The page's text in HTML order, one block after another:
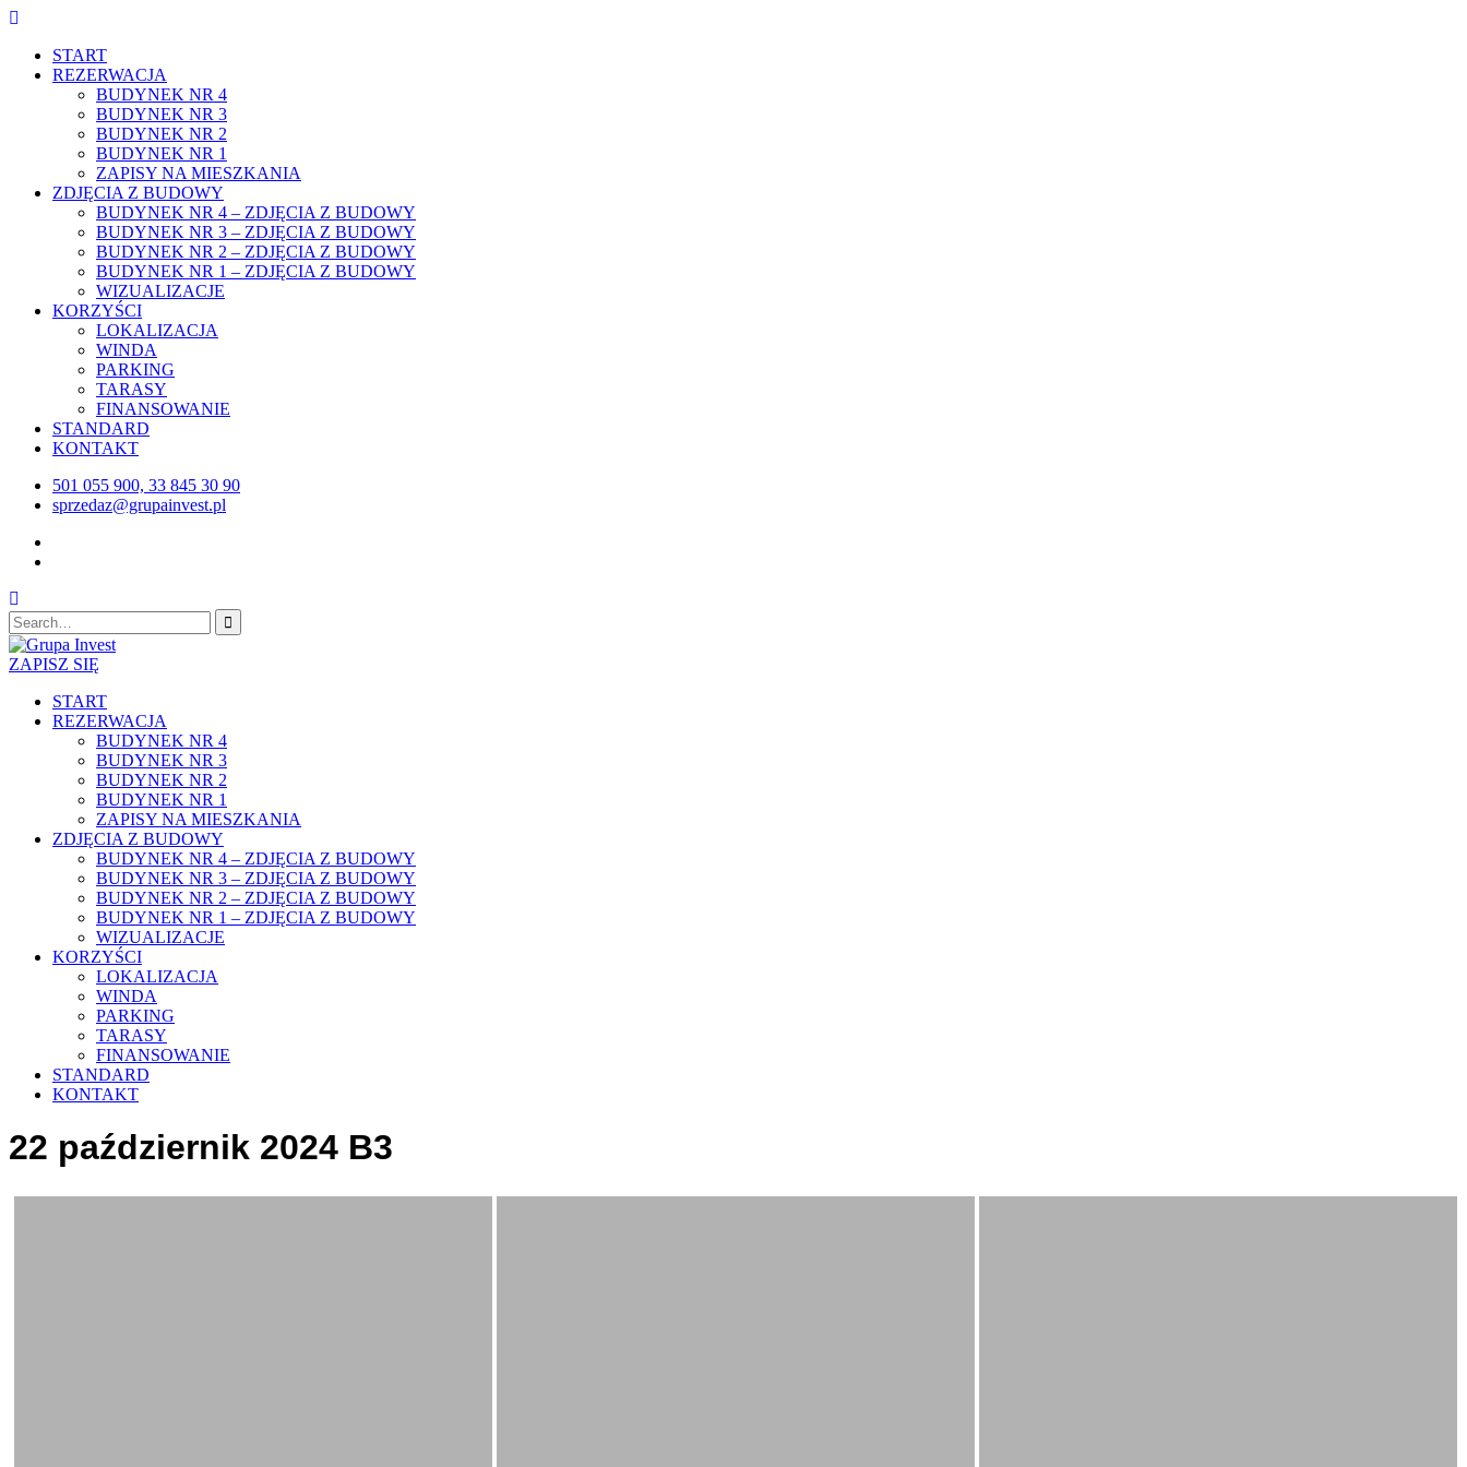
Skip
contentSTART
REZERWACJA
BUDYNEK NR 4
BUDYNEK NR 3
BUDYNEK NR 2
BUDYNEK NR 1
ZAPISY NA MIESZKANIA
ZDJĘCIA Z BUDOWY
BUDYNEK NR 4 – ZDJĘCIA Z BUDOWY
BUDYNEK NR 3 – ZDJĘCIA Z BUDOWY
BUDYNEK NR 2 – ZDJĘCIA Z BUDOWY
BUDYNEK NR 1 – ZDJĘCIA Z BUDOWY
WIZUALIZACJE
KORZYŚCI
LOKALIZACJA
WINDA
PARKING
TARASY
FINANSOWANIE
STANDARD
KONTAKT
501 055 900, 33 845 30 90
sprzedaz@grupainvest.pl
Search
for:
ZAPISZ SIĘ
START
REZERWACJA
BUDYNEK NR 4
BUDYNEK NR 3
BUDYNEK NR 2
BUDYNEK NR 1
ZAPISY NA MIESZKANIA
ZDJĘCIA Z BUDOWY
BUDYNEK NR 4 – ZDJĘCIA Z BUDOWY
BUDYNEK NR 3 – ZDJĘCIA Z BUDOWY
BUDYNEK NR 2 – ZDJĘCIA Z BUDOWY
BUDYNEK NR 1 – ZDJĘCIA Z BUDOWY
WIZUALIZACJE
KORZYŚCI
LOKALIZACJA
WINDA
PARKING
TARASY
FINANSOWANIE
STANDARD
KONTAKT
22 październik 2024 B3